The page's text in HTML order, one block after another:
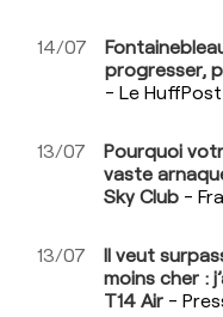
14/07
progresser,
- Le HuffPost
13/07
Pourquoi
vaste
Sky Club -
13/07
Il veut
moins cher :
T14 Air -